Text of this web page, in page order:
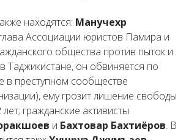
находятся: Манучехр
Ассоциации юристов Памира и
общества против пыток и
Таджикистане, он обвиняется по
в преступном сообществе
ему грозит лишение свободы
гражданские активисты
и Бахтовар Бахтиёров. В